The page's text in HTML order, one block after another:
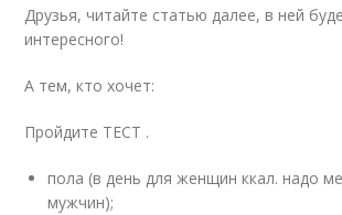
Друзья, читайте статью далее, в ней
интересного!
А тем, кто хочет:
Пройдите ТЕСТ .
пола (в день для женщин ккал. надо
мужчин);